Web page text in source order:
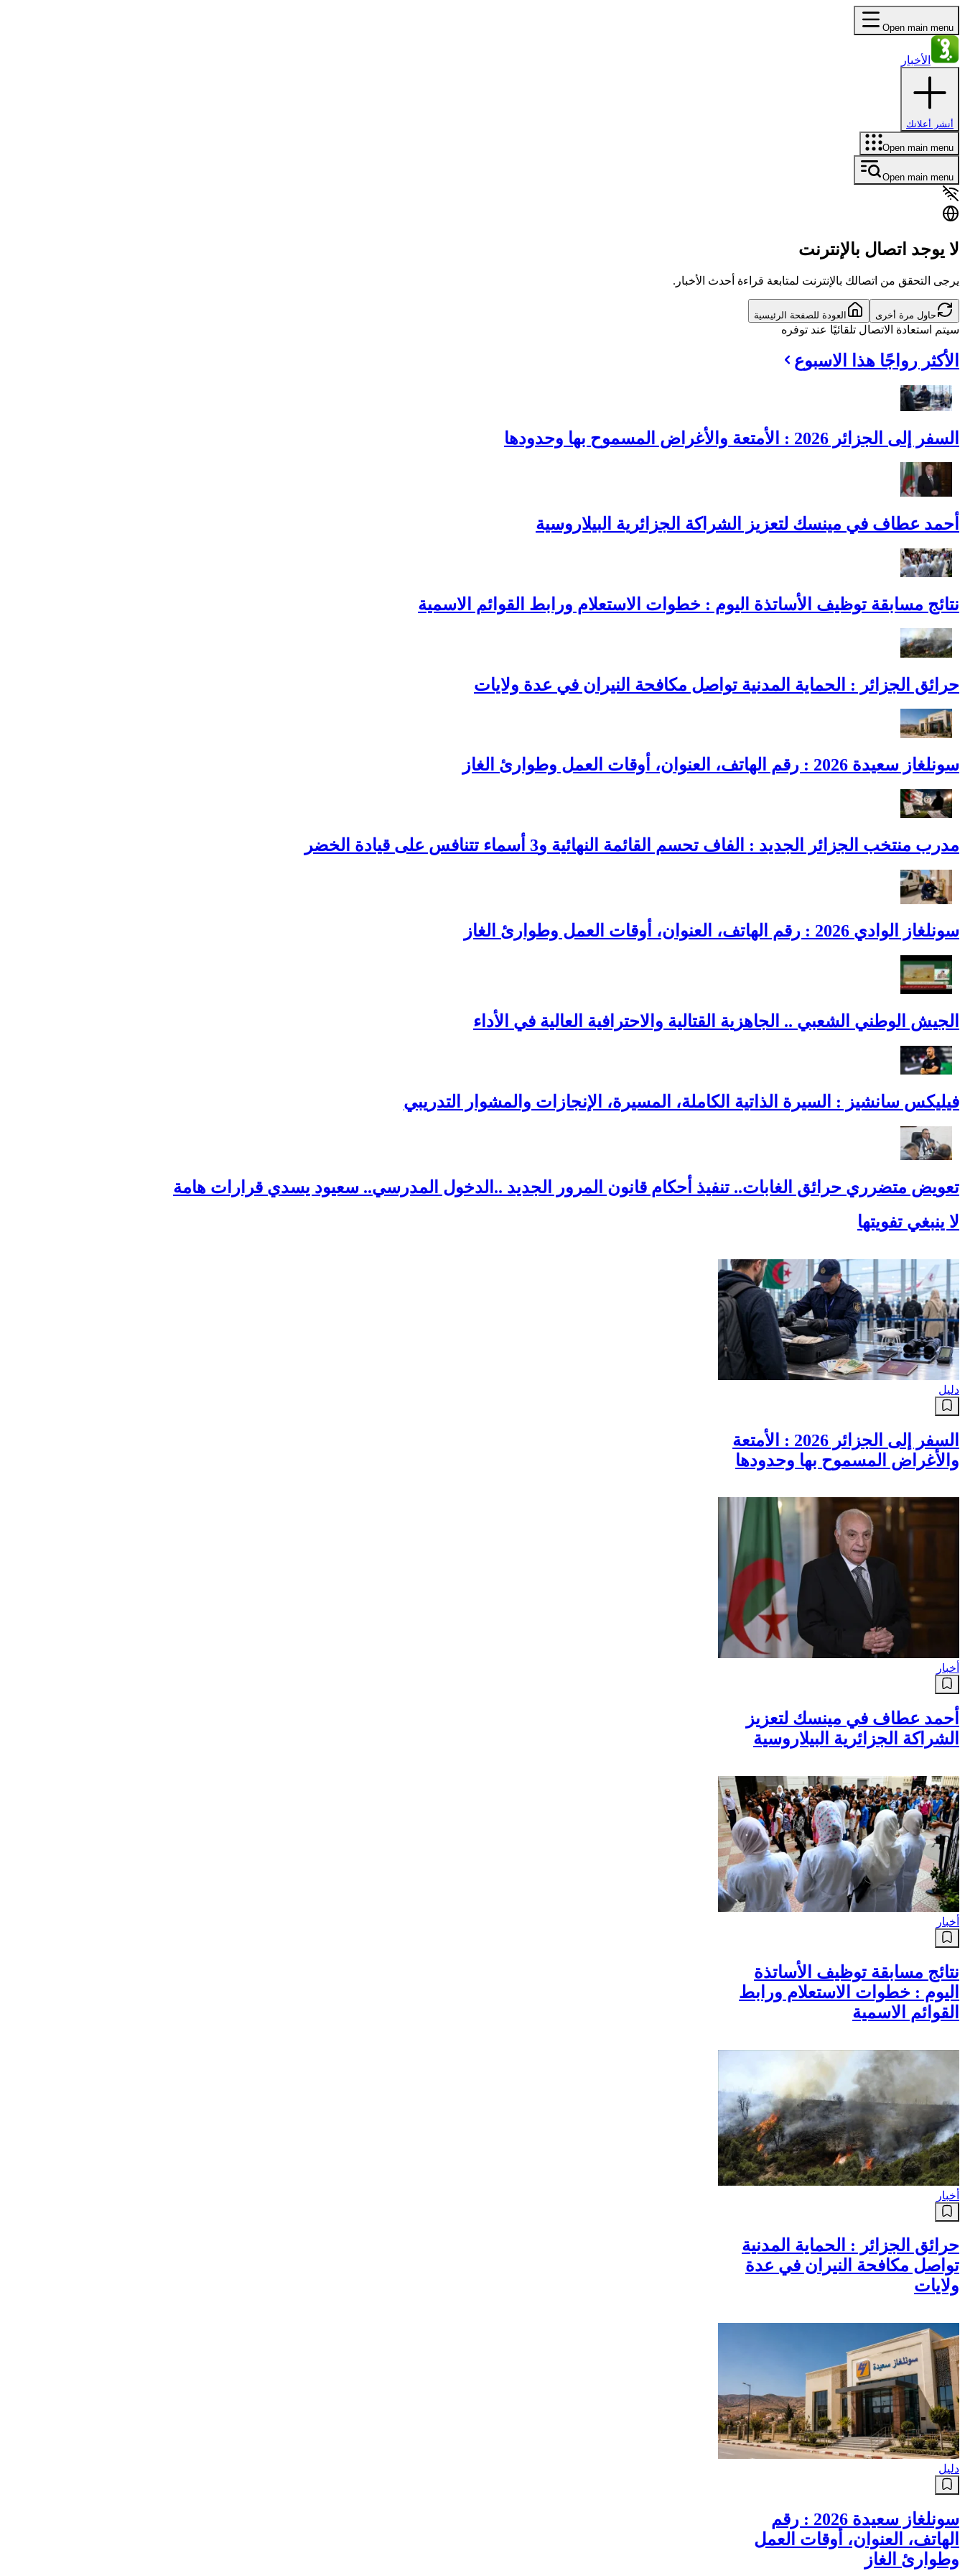
Open main menu
الأخبار
أنشر أعلانك
Open main menu
Open main menu
لا يوجد اتصال بالإنترنت
يرجى التحقق من اتصالك بالإنترنت لمتابعة قراءة أحدث الأخبار.
حاول مرة أخرى العودة للصفحة الرئيسية
سيتم استعادة الاتصال تلقائيًا عند توفره
الأكثر رواجًا هذا الاسبوع
السفر إلى الجزائر 2026 : الأمتعة والأغراض المسموح بها وحدودها
أحمد عطاف في مينسك لتعزيز الشراكة الجزائرية البيلاروسية
نتائج مسابقة توظيف الأساتذة اليوم : خطوات الاستعلام ورابط القوائم الاسمية
حرائق الجزائر : الحماية المدنية تواصل مكافحة النيران في عدة ولايات
سونلغاز سعيدة 2026 : رقم الهاتف، العنوان، أوقات العمل وطوارئ الغاز
مدرب منتخب الجزائر الجديد : الفاف تحسم القائمة النهائية و3 أسماء تتنافس على قيادة الخضر
سونلغاز الوادي 2026 : رقم الهاتف، العنوان، أوقات العمل وطوارئ الغاز
الجيش الوطني الشعبي .. الجاهزية القتالية والاحترافية العالية في الأداء
فيليكس سانشيز : السيرة الذاتية الكاملة، المسيرة، الإنجازات والمشوار التدريبي
تعويض متضرري حرائق الغابات.. تنفيذ أحكام قانون المرور الجديد ..الدخول المدرسي.. سعيود يسدي قرارات هامة
لا ينبغي تفويتها
دليل
السفر إلى الجزائر 2026 : الأمتعة
والأغراض المسموح بها وحدودها
أخبار
أحمد عطاف في مينسك لتعزيز
الشراكة الجزائرية البيلاروسية
أخبار
نتائج مسابقة توظيف الأساتذة
اليوم : خطوات الاستعلام ورابط
القوائم الاسمية
أخبار
حرائق الجزائر : الحماية المدنية
تواصل مكافحة النيران في عدة
ولايات
دليل
سونلغاز سعيدة 2026 : رقم
الهاتف، العنوان، أوقات العمل
وطوارئ الغاز